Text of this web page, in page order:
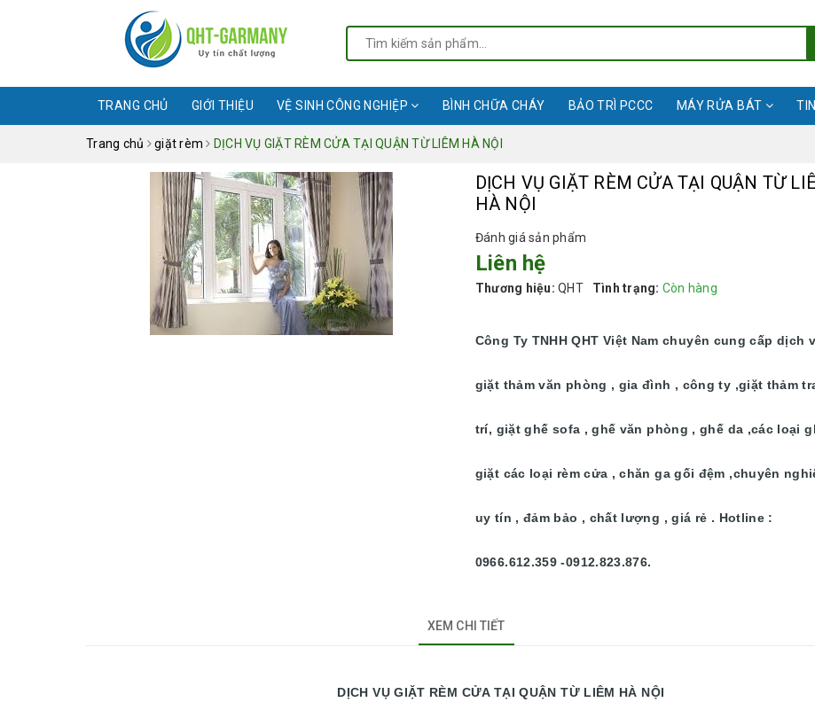
TRANG CHỦ GIỚI THIỆU VỆ SINH CÔNG NGHIỆP BÌNH CHỮA CHÁY BẢO TRÌ PCCC MÁY RỬA BÁT
Trang chủ giặt rèm DỊCH VỤ GIẶT RÈM CỬA TẠI QUẬN TỪ LIÊM HÀ NỘI
DỊCH VỤ GIẶT RÈM CỬA TẠI QUẬN TỪ
HÀ NỘI
Đánh giá sản phẩm
Liên hệ
Thương hiệu: QHT Tình trạng: Còn hàng
Công Ty TNHH QHT Việt Nam chuyên cung cấp dịch
giặt thảm văn phòng , gia đình , công ty ,giặt thảm
trí, giặt ghế sofa , ghế văn phòng , ghế da ,các loại
giặt các loại rèm cửa , chăn ga gối đệm ,chuyên
uy tín , đảm bảo , chất lượng , giá rẻ . Hotline :
0966.612.359 -0912.823.876.
XEM CHI TIẾT
DỊCH VỤ GIẶT RÈM CỬA TẠI QUẬN TỪ LIÊM HÀ NỘI